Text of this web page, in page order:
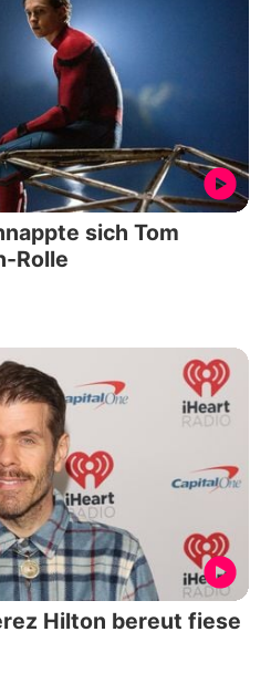
sich Tom
Rolle
Hilton bereut fiese